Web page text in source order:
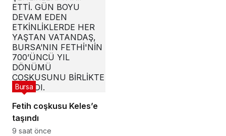
Fetih coşkusu Keles’e
taşındı
Bursa
9 saat önce